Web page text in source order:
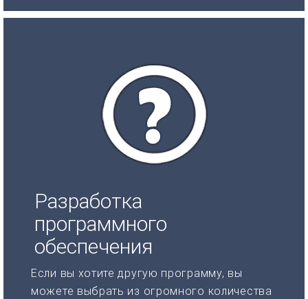
Разработка
программного
обеспечения
Если вы хотите другую программу, вы
можете выбрать из огромного количества